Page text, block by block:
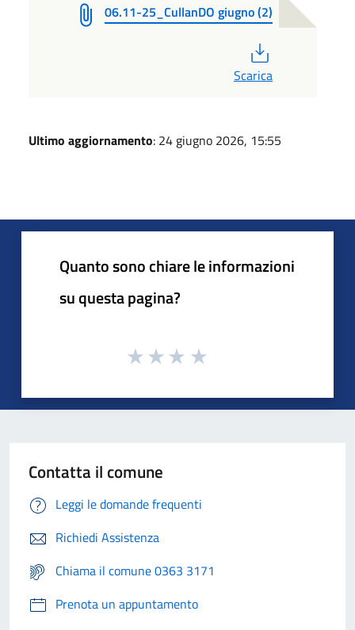
06.11-25_CullanDO giugno (2)
Scarica
Ultimo aggiornamento: 24 giugno 2026, 15:55
Quanto sono chiare le informazioni
su questa pagina?
Contatta il comune
Leggi le domande frequenti
Richiedi Assistenza
Chiama il comune 0363 3171
Prenota un appuntamento